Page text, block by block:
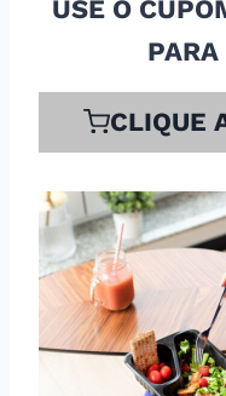
USE O
PARA
CLIQUE